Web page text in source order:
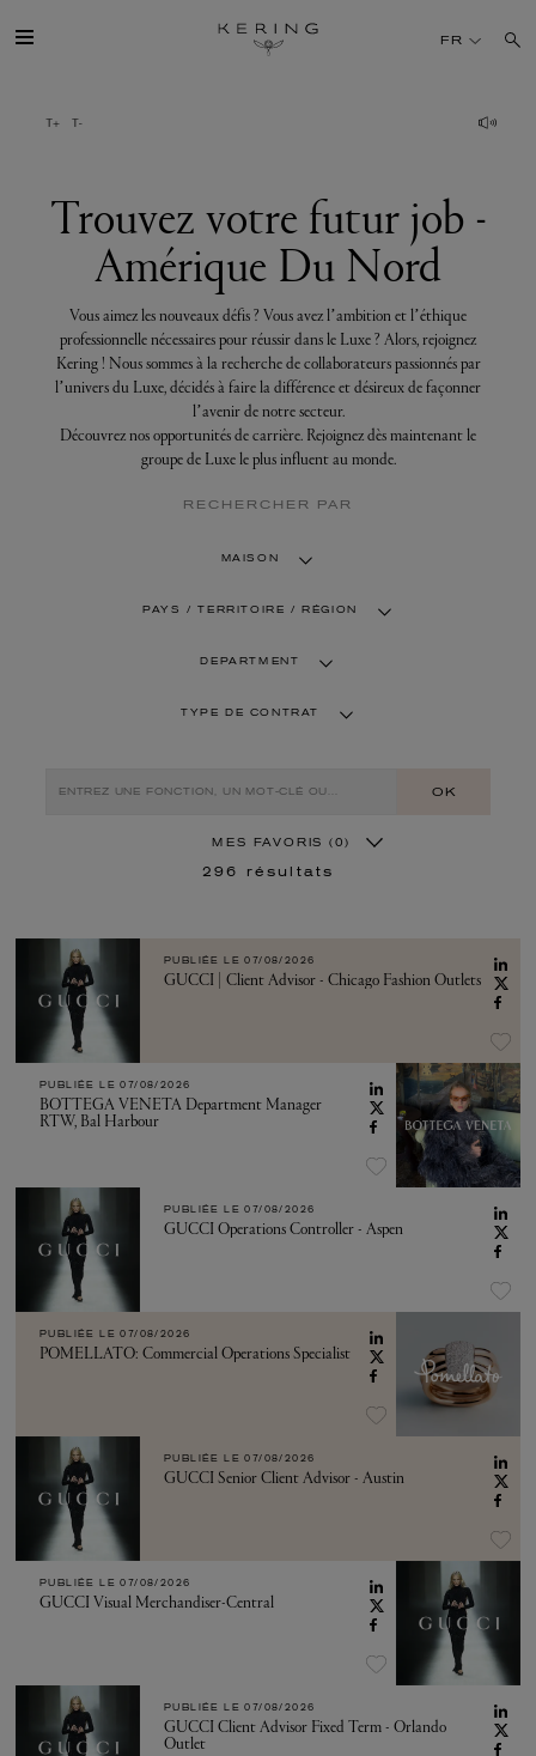
votre
futur
TALENT
DÉV. DURABLE
FINANCE
PRESSE
FR
Trouvez votre futur job -
Amérique Du Nord
Vous aimez les nouveaux défis ? Vous avez l’ambition et l’éthique
professionnelle nécessaires pour réussir dans le Luxe ? Alors, rejoignez
Kering ! Nous sommes à la recherche de collaborateurs passionnés par
l’univers du Luxe, décidés à faire la différence et désireux de façonner
l’avenir de notre secteur.
Découvrez nos opportunités de carrière. Rejoignez dès maintenant le
groupe de Luxe le plus influent au monde.
RECHERCHER PAR
MAISON
PAYS / TERRITOIRE / RÉGION
DEPARTMENT
TYPE DE CONTRAT
OK
MES FAVORIS (0)
296 résultats
PUBLIÉE LE 07/08/2026
GUCCI | Client Advisor - Chicago Fashion Outlets
PUBLIÉE LE 07/08/2026
BOTTEGA VENETA Department Manager
RTW, Bal Harbour
PUBLIÉE LE 07/08/2026
GUCCI Operations Controller - Aspen
PUBLIÉE LE 07/08/2026
POMELLATO: Commercial Operations Specialist
PUBLIÉE LE 07/08/2026
GUCCI Senior Client Advisor - Austin
PUBLIÉE LE 07/08/2026
GUCCI Visual Merchandiser-Central
PUBLIÉE LE 07/08/2026
GUCCI Client Advisor Fixed Term - Orlando
Outlet